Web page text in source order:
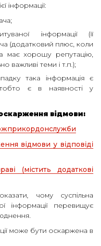
інформації:
інформації (її
(додатковий плюс, коли
має хорошу репутацію,
важливі теми і т.п.);
така інформація є
є в наявності у
відмови:
відмови у відповіді
(містить додаткові
чому суспільна
інформації перевищує
може бути оскаржена в